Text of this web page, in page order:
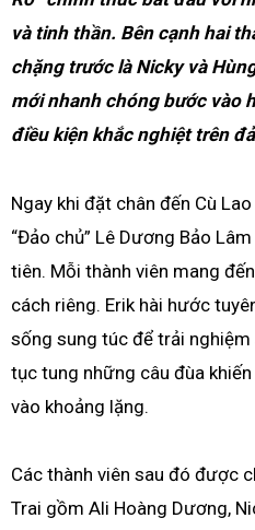
và tinh thần. Bên cạnh hai
chặng trước là Nicky và
mới nhanh chóng bước vào
điều kiện khắc nghiệt trên
Ngay khi đặt chân đến Cù
“Đảo chủ” Lê Dương Bảo
tiên. Mỗi thành viên mang
cách riêng. Erik hài hước
sống sung túc để trải nghiệm
tục tung những câu đùa
vào khoảng lặng.
Các thành viên sau đó được
Trai gồm Ali Hoàng Dương,